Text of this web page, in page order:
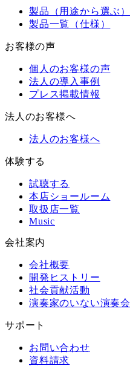
製品（用途から選ぶ）
製品一覧（仕様）
お客様の声
個人のお客様の声
法人の導入事例
プレス掲載情報
法人のお客様へ
法人のお客様へ
体験する
試聴する
本店ショールーム
取扱店一覧
Music
会社案内
会社概要
開発ヒストリー
社会貢献活動
演奏家のいない演奏会
サポート
お問い合わせ
資料請求